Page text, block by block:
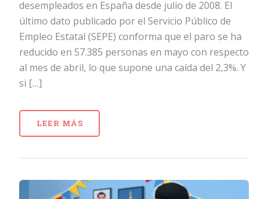
desempleados en España desde julio de 2008. El
último dato publicado por el Servicio Público de
Empleo Estatal (SEPE) conforma que el paro se ha
reducido en 57.385 personas en mayo con respecto
al mes de abril, lo que supone una caída del 2,3%. Y
si […]
LEER MÁS